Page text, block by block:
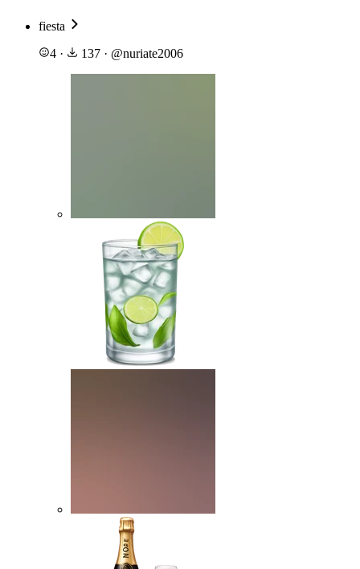
fiesta
4 · 137 · @nuriate2006